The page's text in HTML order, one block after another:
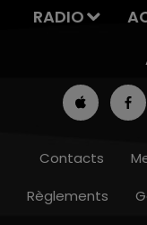
RADIO
Contacts
Règlements